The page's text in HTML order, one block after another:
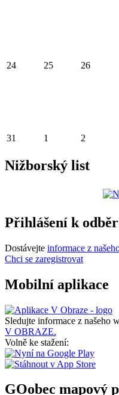
24 25 26
31 1 2
Nižborský list
Přihlášení k
Dostávejte informace z
Chci se zaregistrovat
Mobilní aplikace
Sledujte informace z našeho
V OBRAZE.
Volně ke stažení:
GOobec mapový